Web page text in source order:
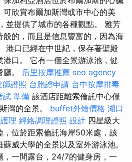
欣賞布爾加斯灣或市中心的美
並提供了城市的各種觀點。 雅芳
般的，而且是信息豐富的，因為海
港口已經在中世紀，保存著聖殿
口。 它有一個全景游泳池，健
。 后里按摩推薦 seo agency
師證照 台胞證申請 台中按摩排毒
試 準備 該酒店距離索倫託中心僅
灣的全景。 buffet外燴價格 湖口
理 經絡調理證照 設計 四星級大
，位於距索倫託海岸50米處，該
威大學的全景以及室外游泳池。
，一間露台，24/7的健身房，一